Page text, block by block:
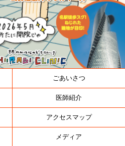
ごあいさつ
医師紹介
アクセスマップ
メディア